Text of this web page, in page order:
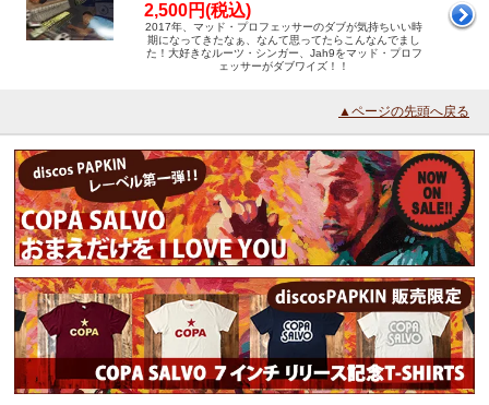
2,500円(税込)
2017年、マッド・プロフェッサーのダブが気持ちいい時
期になってきたなぁ、なんて思ってたらこんなんでまし
た！大好きなルーツ・シンガー、Jah9をマッド・プロフ
ェッサーがダブワイズ！！
▲ページの先頭へ戻る